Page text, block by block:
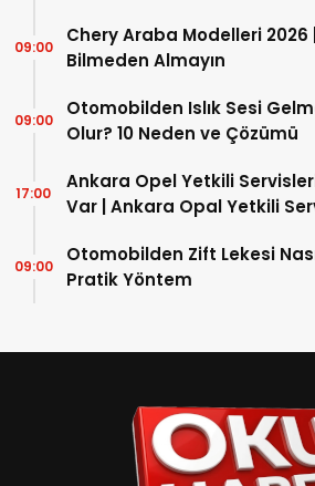
Chery Araba Modelleri 2026
Bilmeden Almayın
09:00
Otomobilden Islık Sesi
Olur? 10 Neden ve Çözümü
09:00
Ankara Opel Yetkili
Var | Ankara Opal Yetkili
17:00
Otomobilden Zift Lekesi
Pratik Yöntem
09:00